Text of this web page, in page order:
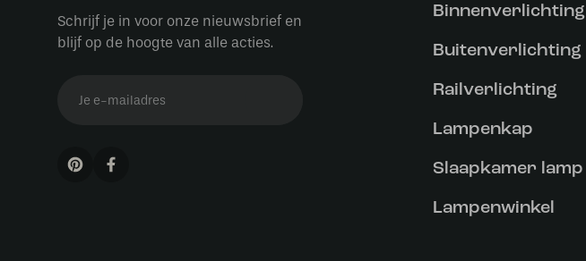
Schrijf je in voor onze nieuwsbrief en
blijf op de hoogte van alle acties.
Binnenverlichting
Buitenverlichting
Railverlichting
Lampenkap
Slaapkamer lamp
Lampenwinkel